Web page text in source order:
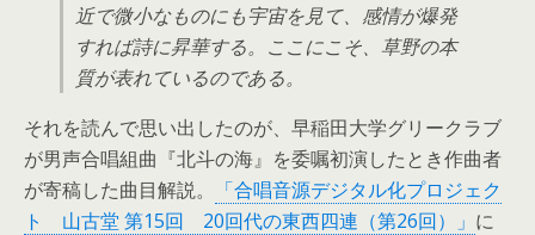
近で微小なものにも宇宙を見て、感情が爆発
すれば詩に昇華する。ここにこそ、草野の本
質が表れているのである。
それを読んで思い出したのが、早稲田大学グリークラブ
が男声合唱組曲『北斗の海』を委嘱初演したとき作曲者
が寄稿した曲目解説。
「合唱音源デジタル化プロジェク
ト 山古堂 第15回 20回代の東西四連（第26回）」 に